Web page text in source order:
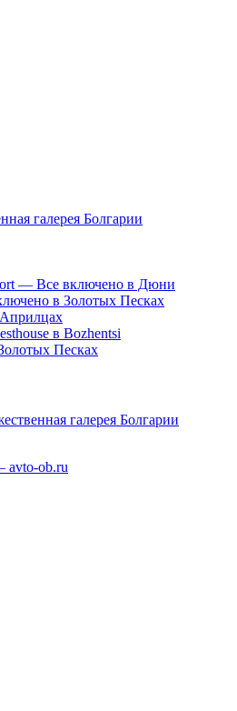
галерея Болгарии
— Все включено в Дюни
в Золотых Песках
в Bozhentsi
Песках
галерея Болгарии
avto-ob.ru